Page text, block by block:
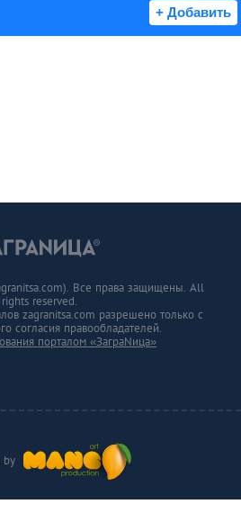
+ Добавить
by
Все права защищены. All
rights reserved.
zagranitsa.com разрешено только с
согласия правообладателей.
порталом «ЗаграNица»